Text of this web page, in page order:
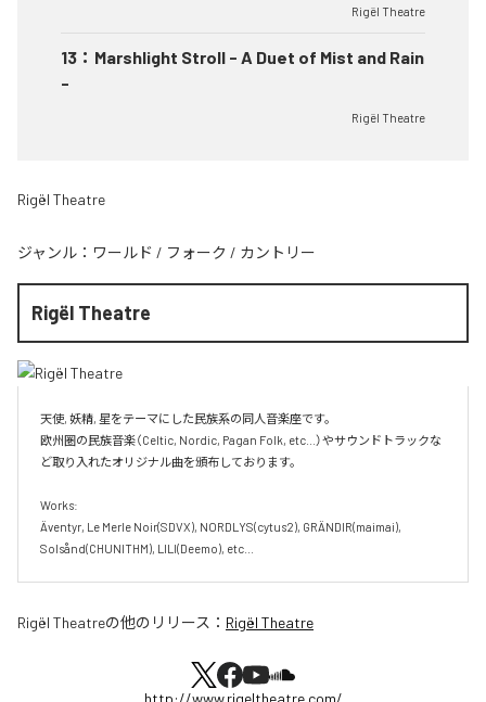
Rigël Theatre
13 ： Marshlight Stroll - A Duet of Mist and Rain
-
Rigël Theatre
Rigël Theatre
ジャンル： ワールド / フォーク / カントリー
Rigël Theatre
天使, 妖精, 星をテーマにした民族系の同人音楽座です。
欧州圏の民族音楽（Celtic, Nordic, Pagan Folk, etc...）やサウンドトラックな
ど取り入れたオリジナル曲を頒布しております。
Works:
Äventyr, Le Merle Noir(SDVX), NORDLYS(cytus2), GRÄNDIR(maimai),
Solsånd(CHUNITHM), LILI(Deemo), etc...
Rigël Theatreの他のリリース： Rigël Theatre
http://www.rigeltheatre.com/